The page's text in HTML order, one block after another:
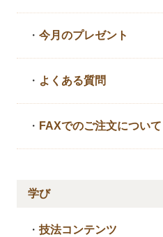
・今月のプレゼント
・ よくある質問
・ FAXでのご注文について
学び
・技法コンテンツ